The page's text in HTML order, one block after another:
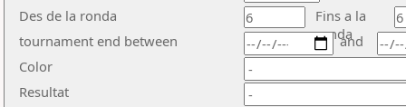
Des de la ronda
Fins a la
ronda
tournament end between
Color
Resultat
and